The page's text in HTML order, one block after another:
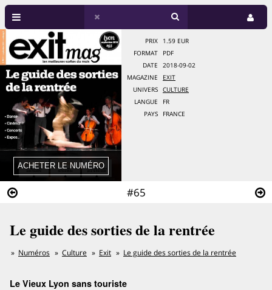
#65
PRIX
1.59 EUR
FORMAT
PDF
DATE
2018-09-02
MAGAZINE
EXIT
UNIVERS
CULTURE
LANGUE
FR
PAYS
FRANCE
Le guide des sorties de la rentrée
Numéros Culture Exit Le guide des sorties de la rentrée
Le Vieux Lyon sans touriste